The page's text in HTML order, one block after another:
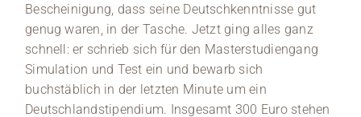
Bescheinigung, dass seine Deutschkenntnisse gut
genug waren, in der Tasche. Jetzt ging alles ganz
schnell: er schrieb sich für den Masterstudiengang
Simulation und Test ein und bewarb sich
buchstäblich in der letzten Minute um ein
Deutschlandstipendium. Insgesamt 300 Euro stehen